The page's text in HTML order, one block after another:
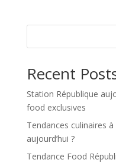
Recent
Station République
food exclusives
Tendances culinaires
aujourd’hui ?
Tendance Food